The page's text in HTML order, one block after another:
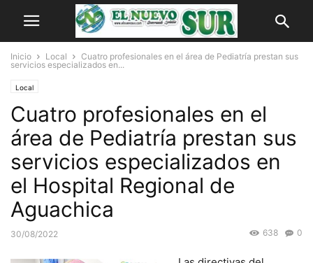
Inicio Local
Cuatro profesionales en el área de Pediatría prestan sus
servicios especializados en...
Local
Cuatro profesionales en el
área de Pediatría prestan sus
servicios especializados en
el Hospital Regional de
Aguachica
30/08/2022 0
638